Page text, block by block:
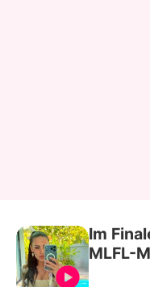
Im
MLFL-